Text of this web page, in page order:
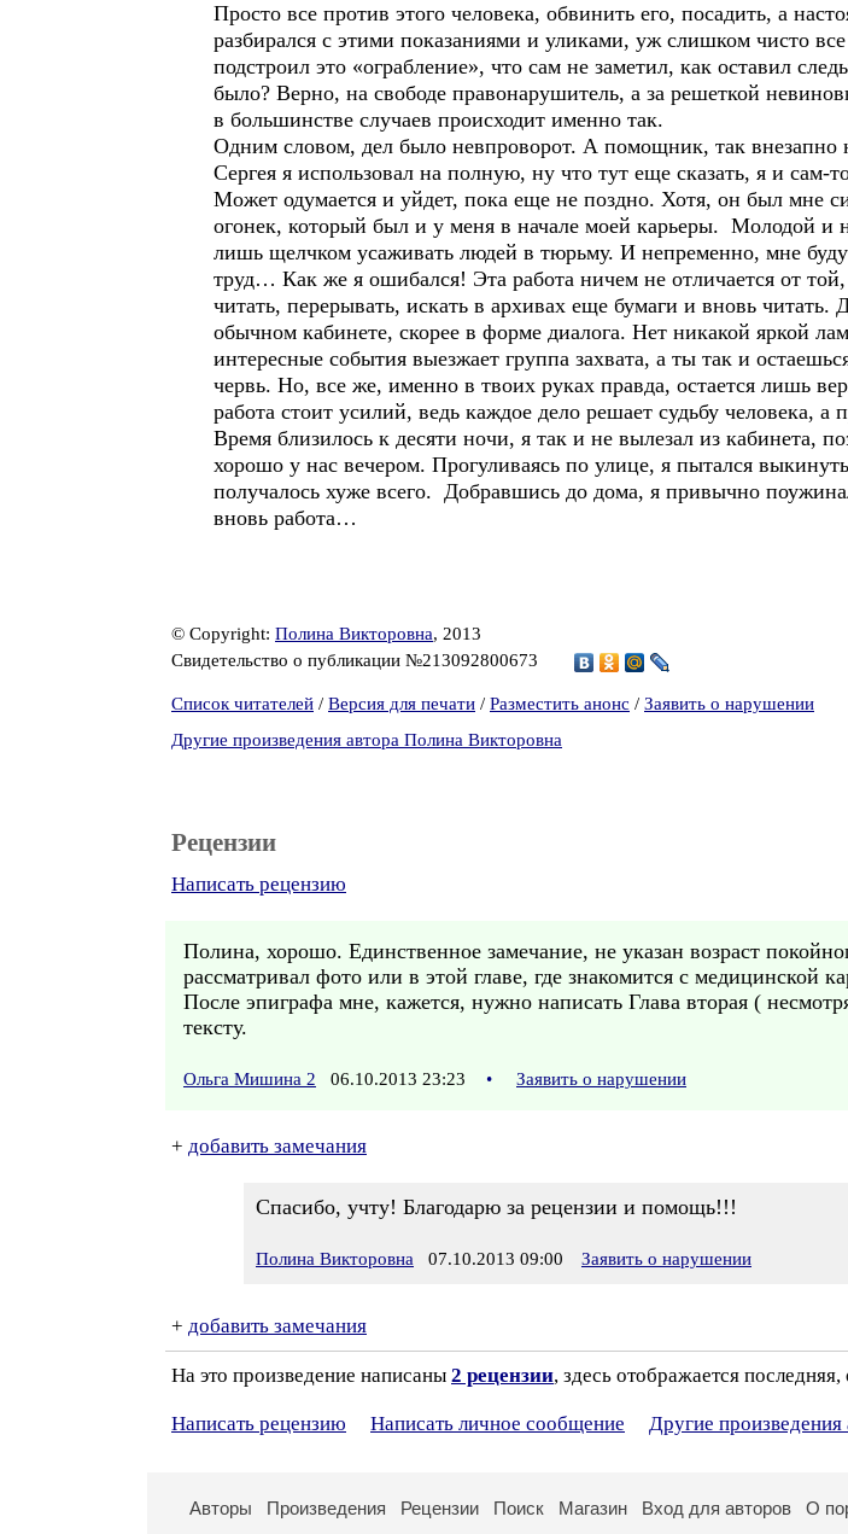
Просто все против этого человека, обвинить его, посадить, а
разбирался с этими показаниями и уликами, уж слишком чисто
подстроил это «ограбление», что сам не заметил, как оставил
было? Верно, на свободе правонарушитель, а за решеткой
в большинстве случаев происходит именно так.
Одним словом, дел было невпроворот. А помощник, так внезапно
Сергея я использовал на полную, ну что тут еще сказать, я и сам-
Может одумается и уйдет, пока еще не поздно. Хотя, он был мне
огонек, который был и у меня в начале моей карьеры. Молодой и
лишь щелчком усаживать людей в тюрьму. И непременно, мне
труд… Как же я ошибался! Эта работа ничем не отличается от
читать, перерывать, искать в архивах еще бумаги и вновь
обычном кабинете, скорее в форме диалога. Нет никакой яркой
интересные события выезжает группа захвата, а ты так и
червь. Но, все же, именно в твоих руках правда, остается лишь
работа стоит усилий, ведь каждое дело решает судьбу человека, а
Время близилось к десяти ночи, я так и не вылезал из кабинета,
хорошо у нас вечером. Прогуливаясь по улице, я пытался
получалось хуже всего. Добравшись до дома, я привычно
вновь работа…
© Copyright: Полина Викторовна, 2013
Свидетельство о публикации №213092800673
Список читателей / Версия для печати / Разместить анонс / Заявить о нарушении
Другие произведения автора Полина Викторовна
Рецензии
Написать рецензию
Полина, хорошо. Единственное замечание, не указан возраст
рассматривал фото или в этой главе, где знакомится с медицинской
После эпиграфа мне, кажется, нужно написать Глава вторая (
тексту.
Ольга Мишина 2 06.10.2013 23:23 • Заявить о нарушении
+ добавить замечания
Спасибо, учту! Благодарю за рецензии и помощь!!!
Полина Викторовна 07.10.2013 09:00 Заявить о нарушении
+ добавить замечания
На это произведение написаны 2 рецензии, здесь отображается последняя,
Написать рецензию Написать личное сообщение Другие
Авторы Произведения Рецензии Поиск Магазин Вход для авторов О